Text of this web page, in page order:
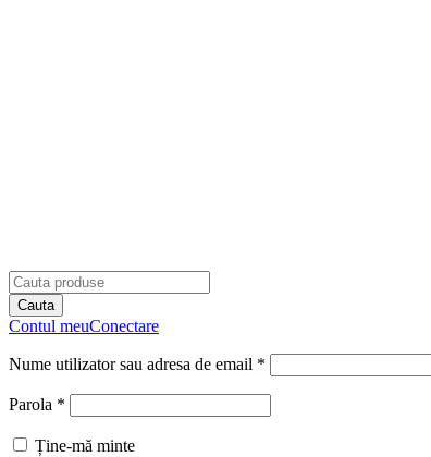
Contul meuConectare
Nume utilizator sau adresa de email *
Parola *
Ține-mă minte